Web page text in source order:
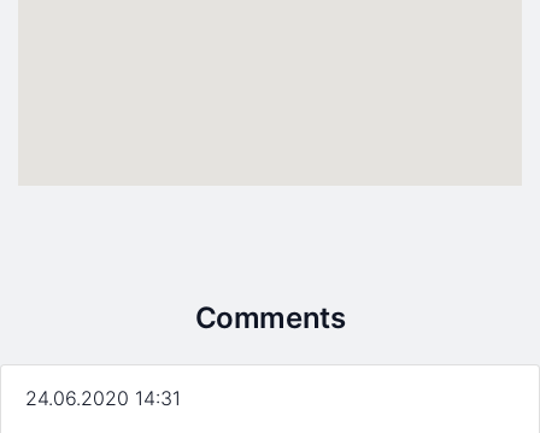
Comments
24.06.2020 14:31